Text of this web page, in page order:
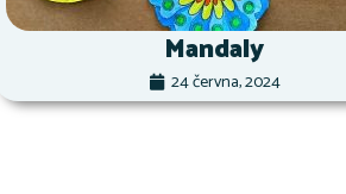
Mandaly
24 června, 2024